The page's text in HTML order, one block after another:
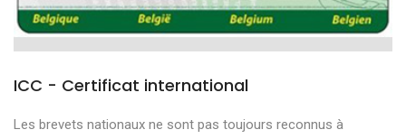
ICC - Certificat international
Les brevets nationaux ne sont pas toujours reconnus à